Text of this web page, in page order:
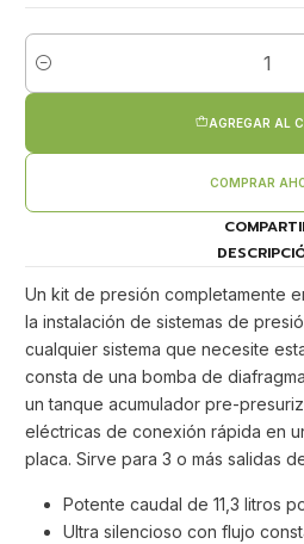
Cantidad
AGREGAR AL
COMPRAR
Un kit de presión completamente
la instalación de sistemas de
cualquier sistema que necesite
consta de una bomba de
un tanque acumulador pre-
eléctricas de conexión rápida en
placa. Sirve para 3 o más salidas
Potente caudal de 11,3 litros
Ultra silencioso con flujo